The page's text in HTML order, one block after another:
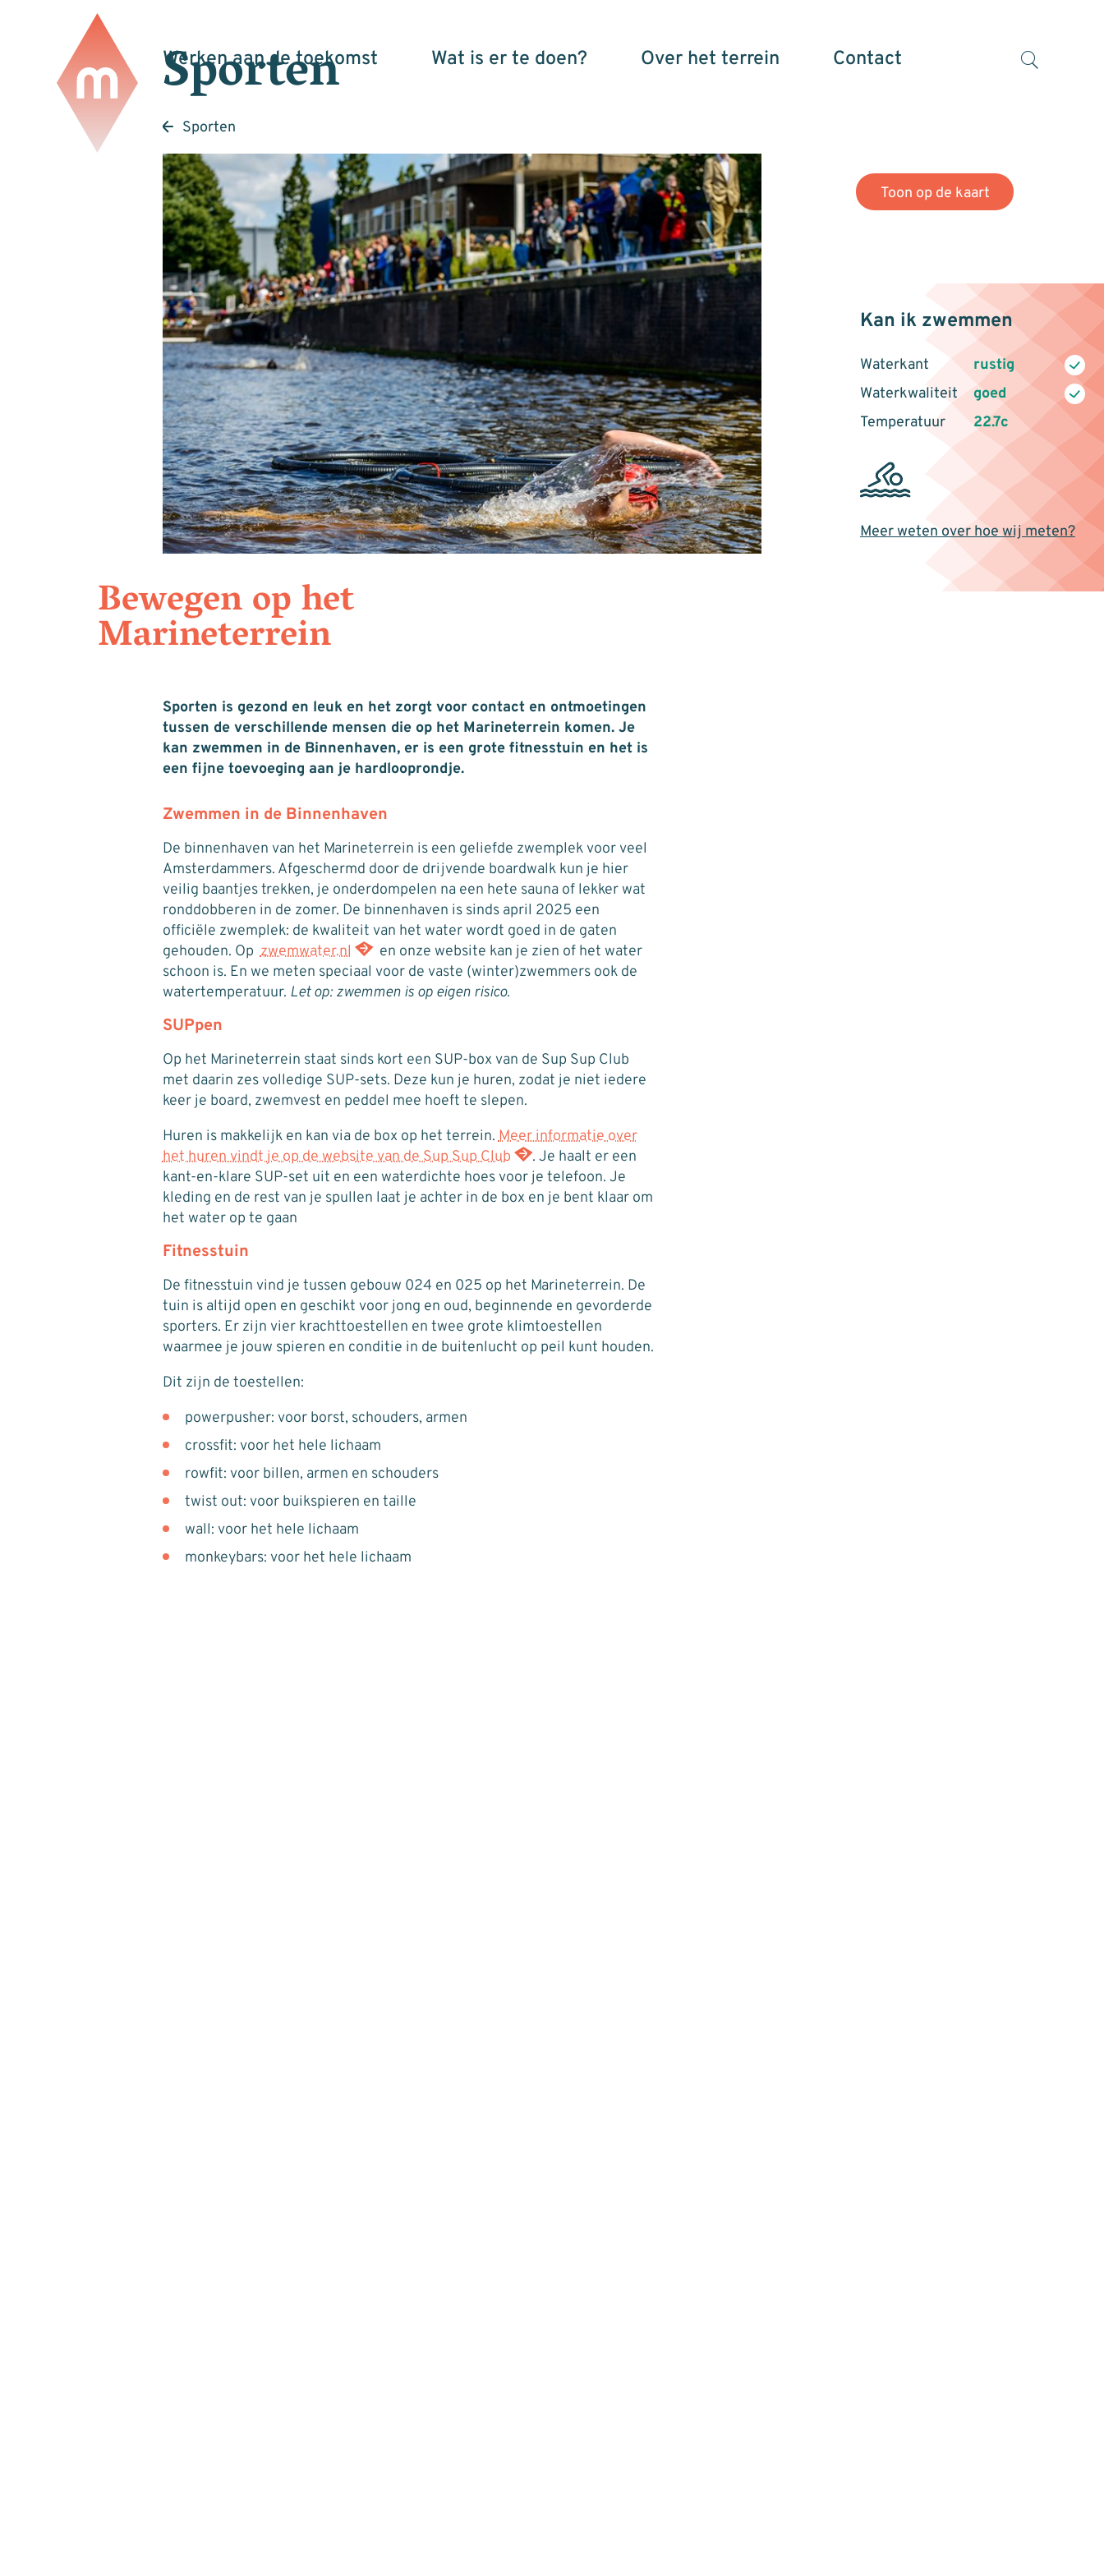
Werken aan de toekomst Wat is er te doen? Over het terrein Contact
Sporten
Sporten
Binnenhaven
Toon op de kaart
Bewegen op het
Marineterrein
Sporten is gezond en leuk en het zorgt voor contact en ontmoetingen
tussen de verschillende mensen die op het Marineterrein komen. Je
kan zwemmen in de Binnenhaven, er is een grote fitnesstuin en het is
een fijne toevoeging aan je hardlooprondje.
Kan ik zwemmen
Waterkant
rustig
Waterkwaliteit
goed
Temperatuur
22.7c
Meer weten over hoe wij meten?
Zwemmen in de Binnenhaven
De binnenhaven van het Marineterrein is een geliefde zwemplek voor veel
Amsterdammers. Afgeschermd door de drijvende boardwalk kun je hier
veilig baantjes trekken, je onderdompelen na een hete sauna of lekker wat
ronddobberen in de zomer. De binnenhaven is sinds april 2025 een
officiële zwemplek: de kwaliteit van het water wordt goed in de gaten
gehouden. Opzwemwater.nl
en onze website kan je zien of het water
schoon is. En we meten speciaal voor de vaste (winter)zwemmers ook de
watertemperatuur. Let op: zwemmen is op eigen risico.
SUPpen
Op het Marineterrein staat sinds kort een SUP-box van de Sup Sup Club
met daarin zes volledige SUP-sets. Deze kun je huren, zodat je niet iedere
keer je board, zwemvest en peddel mee hoeft te slepen.
Huren is makkelijk en kan via de box op het terrein.Meer informatie over
het huren vindt je op de website van de Sup Sup Club
. Je haalt er een
kant-en-klare SUP-set uit en een waterdichte hoes voor je telefoon. Je
kleding en de rest van je spullen laat je achter in de box en je bent klaar om
het water op te gaan
Fitnesstuin
De fitnesstuin vind je tussen gebouw 024 en 025 op het Marineterrein. De
tuin is altijd open en geschikt voor jong en oud, beginnende en gevorderde
sporters. Er zijn vier krachttoestellen en twee grote klimtoestellen
waarmee je jouw spieren en conditie in de buitenlucht op peil kunt houden.
Dit zijn de toestellen:
powerpusher: voor borst, schouders, armen
crossfit: voor het hele lichaam
rowfit: voor billen, armen en schouders
twist out: voor buikspieren en taille
wall: voor het hele lichaam
monkeybars: voor het hele lichaam